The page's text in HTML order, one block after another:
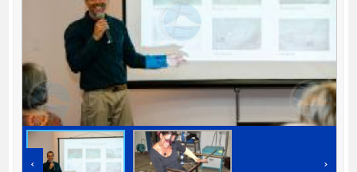
‹ ›